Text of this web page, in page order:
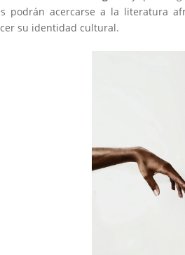
podrán acercarse a la literatura
su identidad cultural.